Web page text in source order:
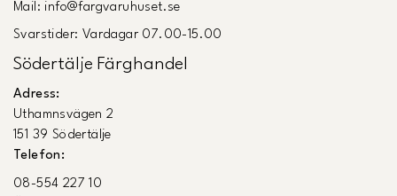
Mail: info@fargvaruhuset.se
Svarstider: Vardagar 07.00-15.00
Södertälje Färghandel
Adress:
Uthamnsvägen 2
151 39 Södertälje
Telefon:
08-554 227 10